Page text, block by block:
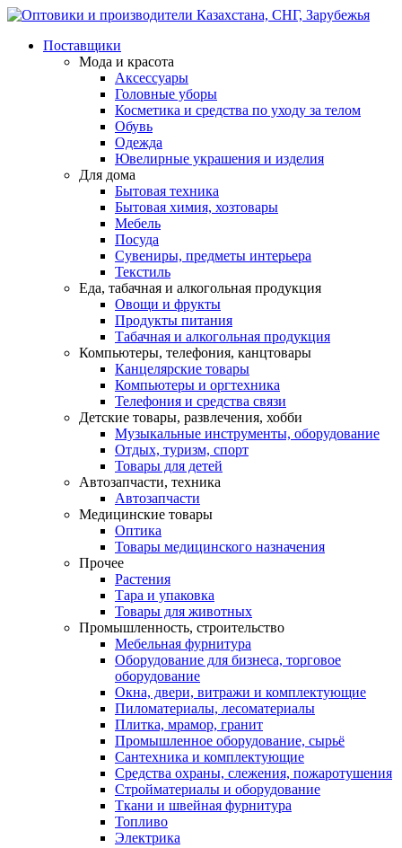
Поставщики
Мода и красота
Аксессуары
Головные уборы
Косметика и средства по уходу за телом
Обувь
Одежда
Ювелирные украшения и изделия
Для дома
Бытовая техника
Бытовая химия, хозтовары
Мебель
Посуда
Сувениры, предметы интерьера
Текстиль
Еда, табачная и алкогольная продукция
Овощи и фрукты
Продукты питания
Табачная и алкогольная продукция
Компьютеры, телефония, канцтовары
Канцелярские товары
Компьютеры и оргтехника
Телефония и средства связи
Детские товары, развлечения, хобби
Музыкальные инструменты, оборудование
Отдых, туризм, спорт
Товары для детей
Автозапчасти, техника
Автозапчасти
Медицинские товары
Оптика
Товары медицинского назначения
Прочее
Растения
Тара и упаковка
Товары для животных
Промышленность, строительство
Мебельная фурнитура
Оборудование для бизнеса, торговое
оборудование
Окна, двери, витражи и комплектующие
Пиломатериалы, лесоматериалы
Плитка, мрамор, гранит
Промышленное оборудование, сырьё
Сантехника и комплектующие
Средства охраны, слежения, пожаротушения
Стройматериалы и оборудование
Ткани и швейная фурнитура
Топливо
Электрика